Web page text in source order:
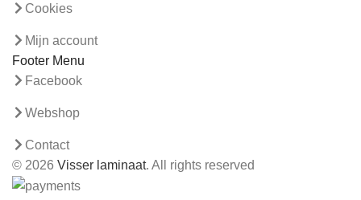
Cookies
Mijn account
Footer Menu
Facebook
Webshop
Contact
© 2026 Visser laminaat. All rights reserved